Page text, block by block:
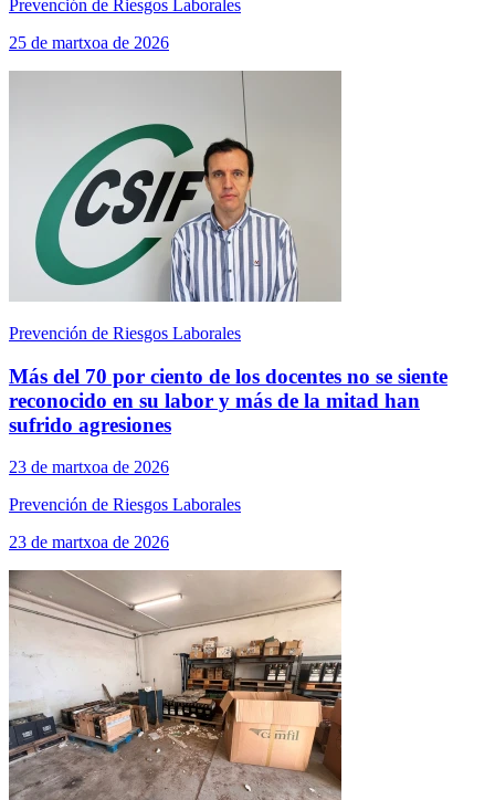
Prevención de Riesgos Laborales
25 de martxoa de 2026
Prevención de Riesgos Laborales
Más del 70 por ciento de los docentes no se siente
reconocido en su labor y más de la mitad han
sufrido agresiones
23 de martxoa de 2026
Prevención de Riesgos Laborales
23 de martxoa de 2026